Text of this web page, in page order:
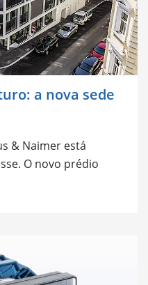
a nova sede
& Naimer está
O novo prédio